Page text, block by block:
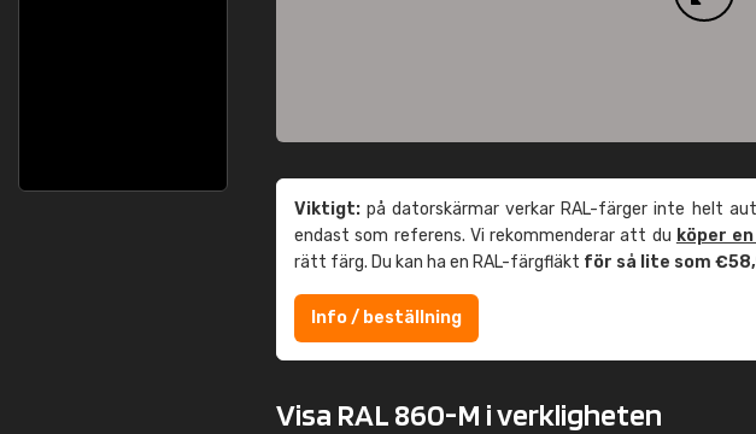
Viktigt: på datorskärmar verkar RAL-färger inte helt
endast som referens. Vi rekommenderar att du köper
rätt färg. Du kan ha en RAL-färgfläkt för så lite som
Info / beställning
Visa RAL 860-M i verkligheten